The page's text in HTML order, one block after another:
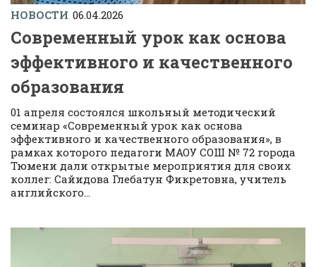
НОВОСТИ 06.04.2026
Современный урок как основа
эффективного и качественного
образования
01 апреля состоялся школьный методический
семинар «Современный урок как основа
эффективного и качественного образования», в
рамках которого педагоги МАОУ СОШ № 72 города
Тюмени дали открытые мероприятия для своих
коллег: Сайидова Глебатун Фикретовна, учитель
английского...